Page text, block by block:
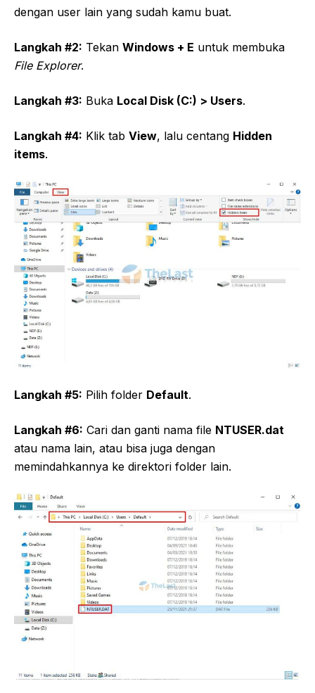
dengan user lain yang sudah kamu buat.
Langkah #2: Tekan Windows + E untuk membuka
File Explorer.
Langkah #3: Buka Local Disk (C:) > Users.
Langkah #4: Klik tab View, lalu centang Hidden
items.
Langkah #5: Pilih folder Default.
Langkah #6: Cari dan ganti nama file NTUSER.dat
atau nama lain, atau bisa juga dengan
memindahkannya ke direktori folder lain.